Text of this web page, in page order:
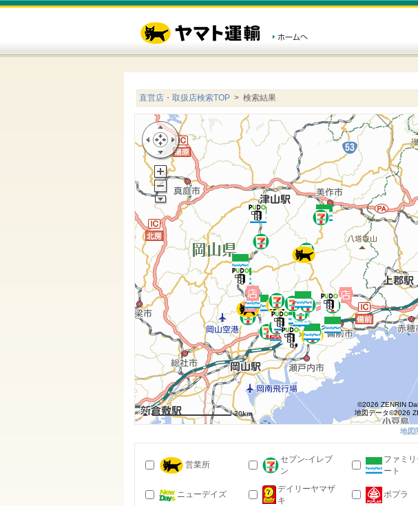
直営店・取扱店検索TOP > 検索結果
20km
©2026 ZENRIN
地図データ©2026
地図
営業所
セブン-イレブ
ン
ファミ
ート
ニューデイズ
デイリーヤマザ
キ
ポプラ